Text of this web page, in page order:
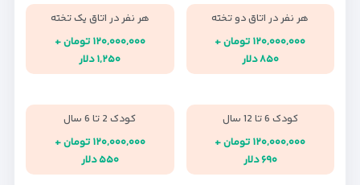
هر نفر در اتاق دو تخته
۱۲۰,۰۰۰,۰۰۰ تومان +
۸۵۰ دلار
هر نفر در اتاق یک تخته
۱۲۰,۰۰۰,۰۰۰ تومان +
۱,۲۵۰ دلار
کودک 6 تا 12 سال
۱۲۰,۰۰۰,۰۰۰ تومان +
۶۹۰ دلار
کودک 2 تا 6 سال
۱۲۰,۰۰۰,۰۰۰ تومان +
۵۵۰ دلار